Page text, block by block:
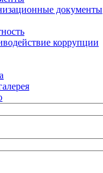
документы
коррупции